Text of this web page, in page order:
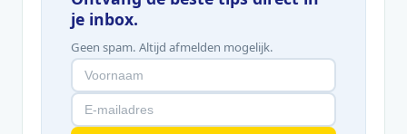
je inbox.
Geen spam. Altijd afmelden mogelijk.